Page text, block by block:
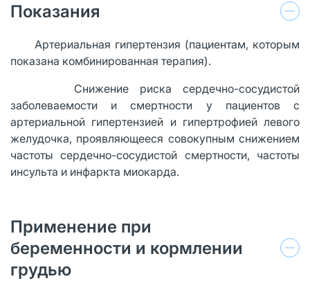
Показания
Артериальная гипертензия (пациентам, которым
показана комбинированная терапия).
Снижение риска сердечно-сосудистой
заболеваемости и смертности у пациентов с
артериальной гипертензией и гипертрофией левого
желудочка, проявляющееся совокупным снижением
частоты сердечно-сосудистой смертности, частоты
инсульта и инфаркта миокарда.
Применение при
беременности и кормлении
грудью